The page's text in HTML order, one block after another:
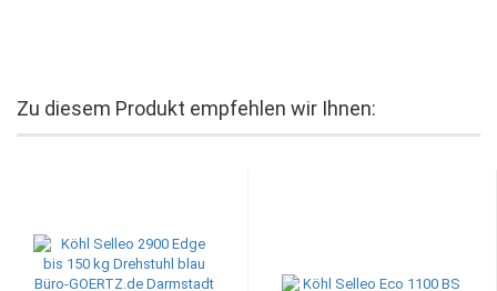
Zu diesem Produkt empfehlen wir Ihnen: